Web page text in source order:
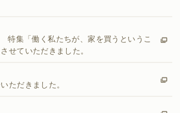
特集「働く私たちが、家を買うというこ
せていただきました。
ただきました。